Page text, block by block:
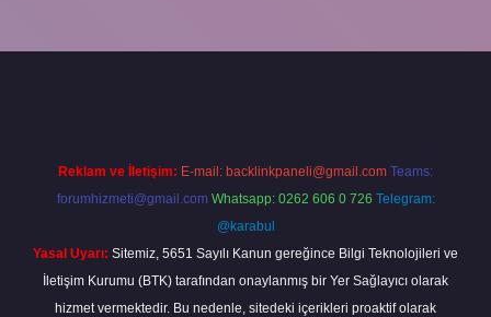
Reklam ve İletişim: E-mail: backlinkpaneli@gmail.com Teams:
forumhizmeti@gmail.com Whatsapp: 0262 606 0 726 Telegram:
@karabul
Yasal Uyarı: Sitemiz, 5651 Sayılı Kanun gereğince Bilgi Teknolojileri ve
İletişim Kurumu (BTK) tarafından onaylanmış bir Yer Sağlayıcı olarak
hizmet vermektedir. Bu nedenle, sitedeki içerikleri proaktif olarak